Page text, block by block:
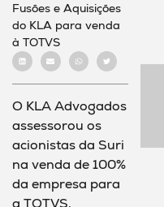
Fusões e Aquisições
do KLA para venda
à TOTVS
O KLA Advogados
assessorou os
acionistas da Suri
na venda de 100%
da empresa para
a TOTVS,